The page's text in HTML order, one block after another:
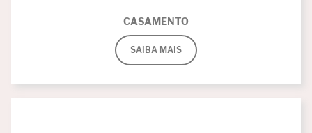
CASAMENTO
SAIBA MAIS